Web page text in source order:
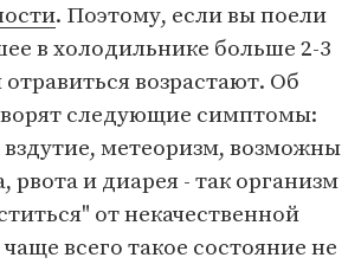
. Поэтому, если вы поели
в холодильнике больше 2-3
возрастают. Об
следующие симптомы:
вздутие, метеоризм, возможны
рвота и диарея - так организм
от некачественной
всего такое состояние не